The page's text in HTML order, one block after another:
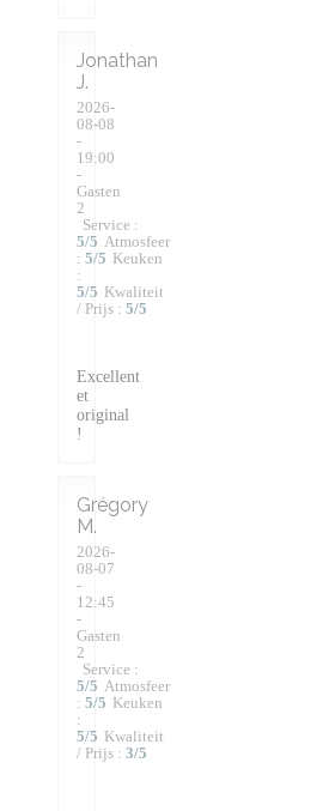
Jonathan
J
2026-
08-08
-
19:00
-
Gasten
2
Service :
5/5 Atmosfeer
: 5/5 Keuken
:
5/5 Kwaliteit
/ Prijs : 5/5
Excellent
et
original
!
Grégory
M
2026-
08-07
-
12:45
-
Gasten
2
Service :
5/5 Atmosfeer
: 5/5 Keuken
:
5/5 Kwaliteit
/ Prijs : 3/5